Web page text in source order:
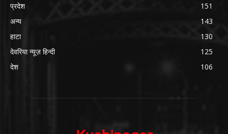
प्रदेश
151
अन्य
143
हाटा
130
देवरिया न्यूज़ हिन्दी
125
देश
106